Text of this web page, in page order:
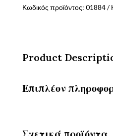
Κωδικός προϊόντος: 01884
Product
Επιπλέον